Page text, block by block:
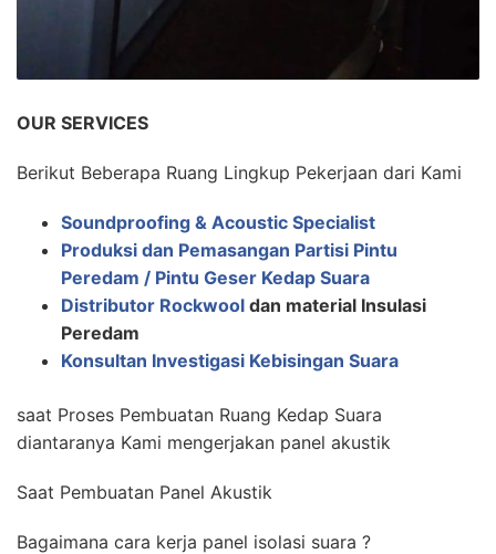
OUR SERVICES
Berikut Beberapa Ruang Lingkup Pekerjaan dari Kami
Soundproofing & Acoustic Specialist
Produksi dan Pemasangan Partisi Pintu
Peredam / Pintu Geser Kedap Suara
Distributor Rockwool dan material Insulasi
Peredam
Konsultan Investigasi Kebisingan Suara
saat Proses Pembuatan Ruang Kedap Suara
diantaranya Kami mengerjakan panel akustik
Saat Pembuatan Panel Akustik
Bagaimana cara kerja panel isolasi suara ?